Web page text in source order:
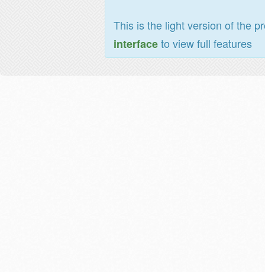
This is the light version of the
interfaceto view full features